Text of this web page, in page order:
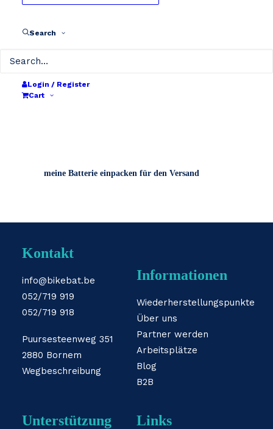
Search
Login / Register
Cart
meine Batterie einpacken für den Versand
Kontakt
info@bikebat.be
052/719 919
052/719 918
Puursesteenweg 351
2880 Bornem
Wegbeschreibung
Informationen
Wiederherstellungspunkte
Über uns
Partner werden
Arbeitsplätze
Blog
B2B
Unterstützung Links